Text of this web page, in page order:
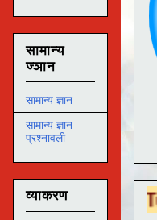
You Tube
सामान्य
ज्ञान
सामान्य ज्ञान
सामान्य ज्ञान
प्रश्नावली
व्याकरण